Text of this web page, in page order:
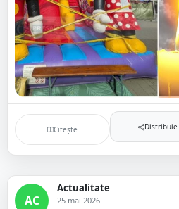
Citește Distribuie
AC
Actualitate
25 mai 2026